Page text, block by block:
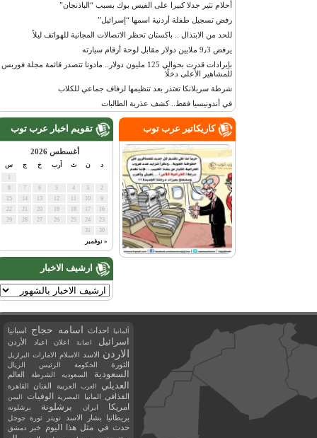
أحلام تثير جدلا كبيرا على الفيس بوك بسبب “الباذنجان”
رفض تسجيل طفلة أردنية اسمها “إسرائيل”
للحد من الابتذال .. باكستان تحظر الاتصالات المجانية للهواتف ليلاً
يرفض 9٫3 ملايين دولار مقابل لوحة أرقام سيارته
بإيرادات قدرت بحوالي 125 مليون دولار.. مادونا تتصدر قائمة مجلة فوربس
للمشاهير الأعلى دخلًا
شرطة سريلانكا تعتذر بعد تنظيمها لزفاف جماعي للكلاب
في أندونيسيا فقط.. كشف عذرية الطالبات
تقويم اخبار عرب توب
أغسطس 2026
أرب س
« نوفمبر
ارشيف الاخبار
كاريكاتير عرب توب
ألمانيا احداث اسامه حجاج اسبانيا
اسرائيل اصابة اعلان اعياد الأردن
الاردن الاسد الاسلام الامارات البرازيل
الثورة الحكومة الرئيس الريال
السعودية السعوديه الشرطة العالم
العديلي العرب العربية الفنان القاهرة
القذافي المانيا المصرية الوفيات اليمن
امريكا ايران برشلونة برشلونه
بريطانيا بشار الاسد تويتر ثورة جوجل
حدث في مثل هذا اليوم خبر دمشق